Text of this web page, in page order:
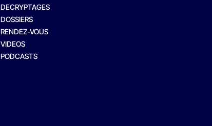
DECRYPTAGES
DOSSIERS
RENDEZ-VOUS
VIDEOS
PODCASTS